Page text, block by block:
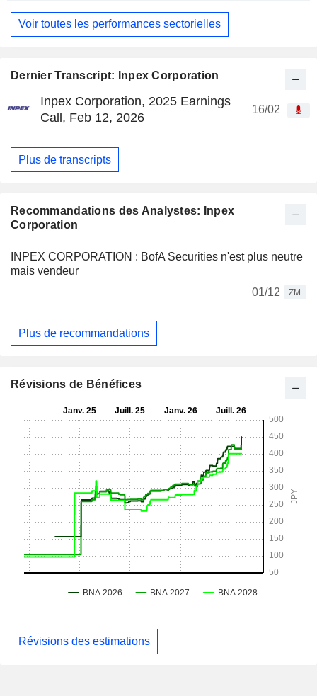
Dernier Transcript: Inpex Corporation
Inpex Corporation, 2025 Earnings
Call, Feb 12, 2026
16/02
Plus de transcripts
Recommandations des Analystes: Inpex
Corporation
INPEX CORPORATION : BofA Securities n'est plus neutre
mais vendeur
01/12
ZM
Plus de recommandations
Voir toutes les performances sectorielles
Révisions de Bénéfices
Révisions des estimations